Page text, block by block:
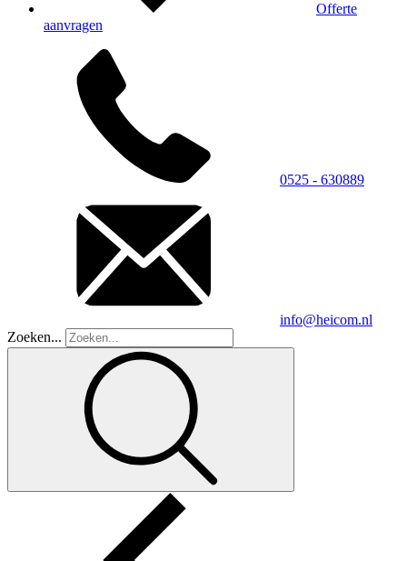
Offerte
aanvragen
0525 - 630889
info@heicom.nl
Zoeken...